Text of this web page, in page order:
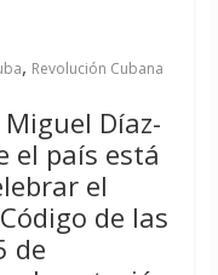
, Revolución Cubana
Díaz-
el país está
el
de las
de